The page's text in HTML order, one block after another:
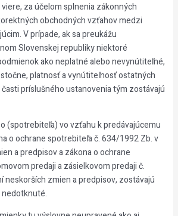
za účelom splnenia zákonných
obchodných vzťahov medzi
V prípade, ak sa preukážu
Slovenskej republiky niektoré
ako neplatné alebo nevynútiteľné,
platnosť a vynútiteľnosť ostatných
príslušného ustanovenia tým zostávajú
(spotrebiteľa) vo vzťahu k predávajúcemu
o ochrane spotrebiteľa č. 634/1992 Zb. v
a predpisov a zákona o ochrane
predaji a zásielkovom predaji č.
neskorších zmien a predpisov, zostávajú